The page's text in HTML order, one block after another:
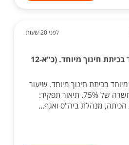
לפני 20 שעות
תומכ /ת חינוך מיוחד בכיתת חינוך מיוחד. (כ"א-12
בכיתת חינוך מיוחד. שיעור
המשרה ודירוג: היקף משרה של 75%. תיאור תפקיד:
מנהלת ביה"ס ואגף...